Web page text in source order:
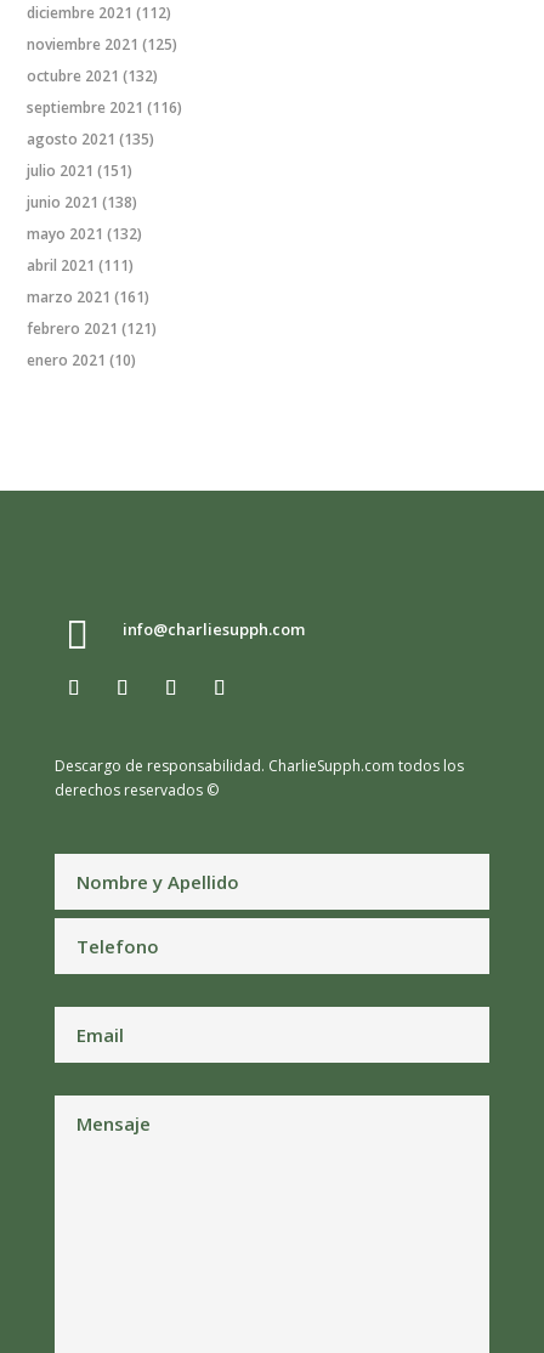
diciembre 2021 (112)
noviembre 2021 (125)
octubre 2021 (132)
septiembre 2021 (116)
agosto 2021 (135)
julio 2021 (151)
junio 2021 (138)
mayo 2021 (132)
abril 2021 (111)
marzo 2021 (161)
febrero 2021 (121)
enero 2021 (10)
 info@charliesupph.com
Descargo de responsabilidad. CharlieSupph.com todos los
derechos reservados ©